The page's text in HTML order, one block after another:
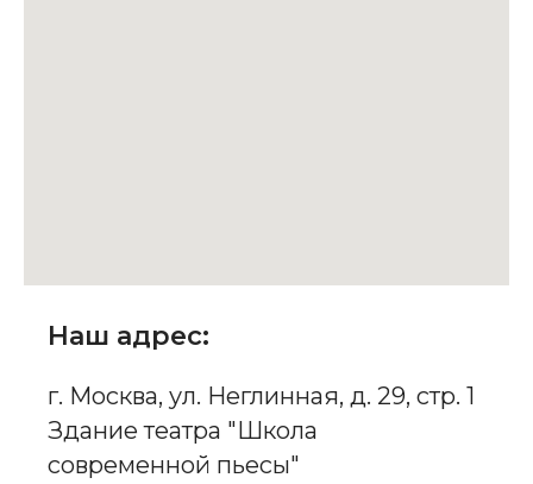
Наш адрес:
г. Москва, ул. Неглинная, д. 29, стр. 1
Здание театра "Школа
современной пьесы"